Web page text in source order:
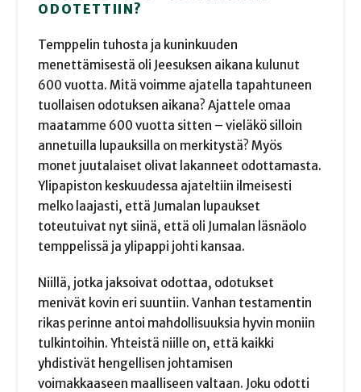
ODOTETTIIN?
Temppelin tuhosta ja kuninkuuden
menettämisestä oli Jeesuksen aikana kulunut
600 vuotta. Mitä voimme ajatella tapahtuneen
tuollaisen odotuksen aikana? Ajattele omaa
maatamme 600 vuotta sitten – vieläkö silloin
annetuilla lupauksilla on merkitystä? Myös
monet juutalaiset olivat lakanneet odottamasta.
Ylipapiston keskuudessa ajateltiin ilmeisesti
melko laajasti, että Jumalan lupaukset
toteutuivat nyt siinä, että oli Jumalan läsnäolo
temppelissä ja ylipappi johti kansaa.
Niillä, jotka jaksoivat odottaa, odotukset
menivät kovin eri suuntiin. Vanhan testamentin
rikas perinne antoi mahdollisuuksia hyvin moniin
tulkintoihin. Yhteistä niille on, että kaikki
yhdistivät hengellisen johtamisen
voimakkaaseen maalliseen valtaan. Joku odotti